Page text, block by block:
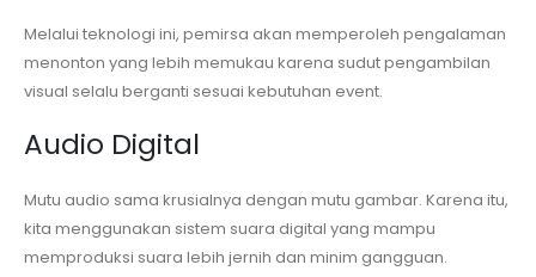
Melalui teknologi ini, pemirsa akan memperoleh pengalaman
menonton yang lebih memukau karena sudut pengambilan
visual selalu berganti sesuai kebutuhan event.
Audio Digital
Mutu audio sama krusialnya dengan mutu gambar. Karena itu,
kita menggunakan sistem suara digital yang mampu
memproduksi suara lebih jernih dan minim gangguan.